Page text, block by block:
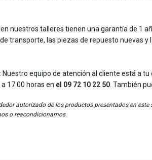
nuestros talleres tienen una garantía de 1
transporte, las piezas de repuesto nuevas
Nuestro equipo de atención al cliente está a
17.00 horas en el 09 72 10 22 50 . También
autorizado de los productos presentados en
o reacondicionamos.